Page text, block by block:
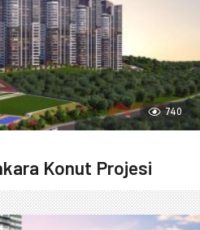
740
Konut Projesi